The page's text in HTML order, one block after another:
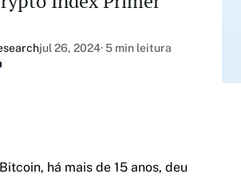
Prev
Nasdaqjul 26, 2024· 5 min leitura
há mais de 15 anos, deu